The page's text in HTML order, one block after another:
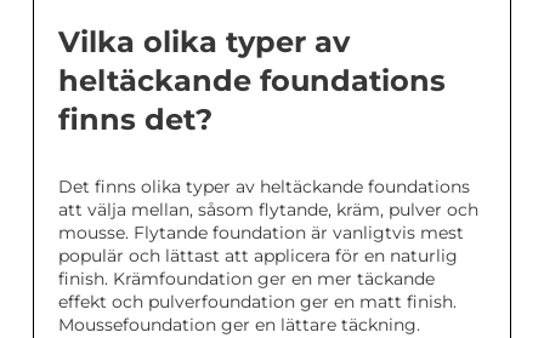
Vilka olika typer av
heltäckande foundations
finns det?
Det finns olika typer av heltäckande foundations
att välja mellan, såsom flytande, kräm, pulver och
mousse. Flytande foundation är vanligtvis mest
populär och lättast att applicera för en naturlig
finish. Krämfoundation ger en mer täckande
effekt och pulverfoundation ger en matt finish.
Moussefoundation ger en lättare täckning.